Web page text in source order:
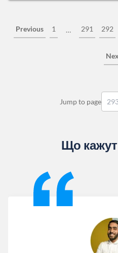
Previous 1 … 291 292
Jump to page
Що